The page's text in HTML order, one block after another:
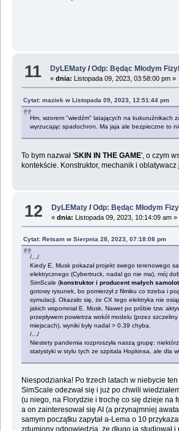
11 DyLEMaty /Odp: Będąc Młodym
«dnia: Listopada 09, 2023, 03:58:00 pm »
Cytat: maziek w Listopada 09, 2023, 12:51:44 pm
Hm, wzorem "wiedźm" latających na kukuruźnikach
wyrzucając spadochron. Ma jaja ale bezpieczne to
To bym nazwał 'SKIN IN THE GAME', o czym
kontekście. Konstruktor, mechanik i
12 DyLEMaty /Odp: Będąc Młodym
«dnia: Listopada 09, 2023, 10:14:09 am »
Cytat: Retsam w Sierpnia 28, 2023, 07:18:08 pm
/.../
Kiedy E. Musk pokazał projekt swego terenowego
elektrycznego (Cybertruck, nadal go nie ma), mój
SimScale (konstruktor i producent małych
gotowy rysunek, bo pomierzył z filmiku co trzeba i
symulacji. Okazało się, że CX tego elektryka nie
jakich wspomniał E. Musk. Nawet po próbie tzw.
przepływem powietrza wokół modelu (przez
miejscach), wyniki były nadal > 0.39 chyba.
/.../
Niestety pandemia rozproszyła naszą grupę:
statystyki w stylu tych ze szpitala Hopkinsa, ale dla
Niespodzianka! Po trzech latach w niebycie
SimScale odezwał się i już po chwili
(u niego, na Florydzie i trochę co się dzieje na
a on zainteresował się AI (a przynajmniej
samym początku zapytał a-Lema o 10